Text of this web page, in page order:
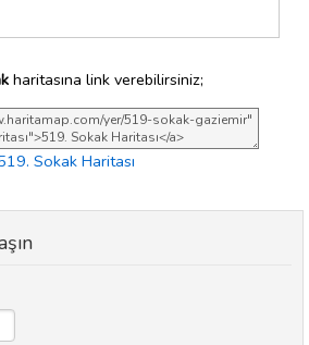
haritasına link verebilirsiniz;
Sokak Haritası